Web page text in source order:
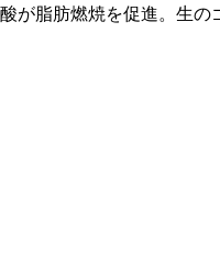
が脂肪燃焼を促進。生の